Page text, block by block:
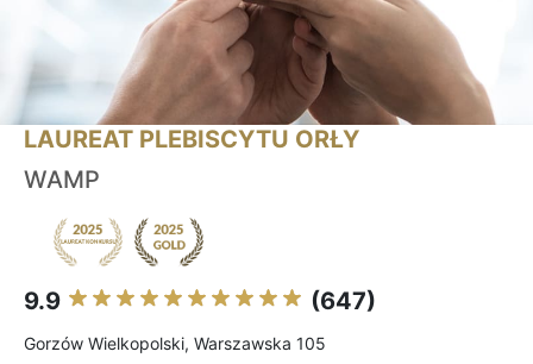
LAUREAT PLEBISCYTU ORŁY
WAMP
9.9 (647)
Gorzów Wielkopolski, Warszawska 105